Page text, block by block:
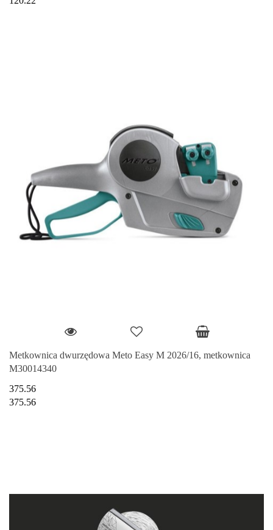
Metkownica dwurzędowa Meto Easy M 2026/16, metkownica
M30014340
375.56
375.56